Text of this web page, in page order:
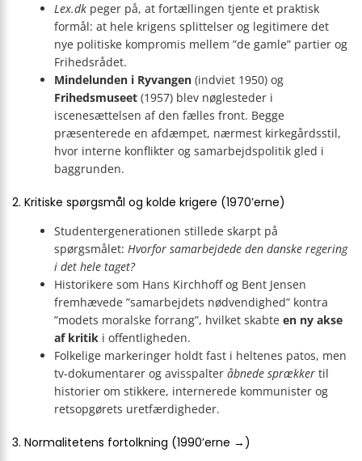
Lex.dk peger på, at fortællingen tjente et praktisk
formål: at hele krigens splittelser og legitimere det
nye politiske kompromis mellem ”de gamle” partier og
Frihedsrådet.
Mindelunden i Ryvangen (indviet 1950) og
Frihedsmuseet (1957) blev nøglesteder i
iscenesættelsen af den fælles front. Begge
præsenterede en afdæmpet, nærmest kirkegårdsstil,
hvor interne konflikter og samarbejdspolitik gled i
baggrunden.
2. Kritiske spørgsmål og kolde krigere (1970’erne)
Studentergenerationen stillede skarpt på
spørgsmålet:Hvorfor samarbejdede den danske regering
i det hele taget?
Historikere som Hans Kirchhoff og Bent Jensen
fremhævede ”samarbejdets nødvendighed” kontra
”modets moralske forrang”, hvilket skabteen ny akse
af kritik i offentligheden.
Folkelige markeringer holdt fast i heltenes patos, men
tv-­dokumentarer og avisspalteråbnede sprækker til
historier om stikkere, internerede kommunister og
retsopgørets uretfærdigheder.
3. Normalitetens fortolkning (1990’erne →)